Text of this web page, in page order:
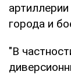
города и
"В